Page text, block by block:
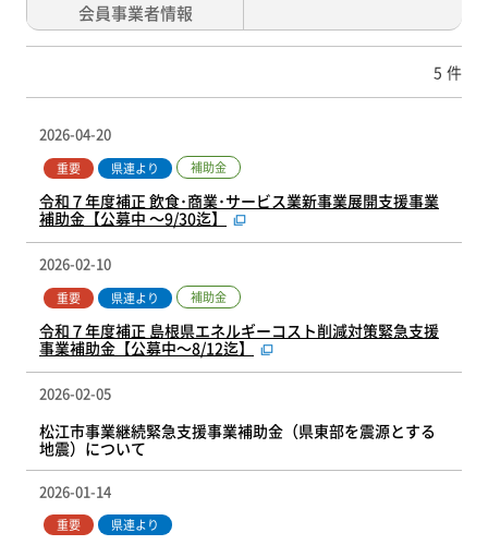
会員事業者情報
5 件
2026-04-20
重要 県連より 補助金
令和７年度補正 飲食･商業･サービス業新事業展開支援事業
補助金【公募中 ～9/30迄】
2026-02-10
重要 県連より 補助金
令和７年度補正 島根県エネルギーコスト削減対策緊急支援
事業補助金【公募中～8/12迄】
2026-02-05
松江市事業継続緊急支援事業補助金（県東部を震源とする
地震）について
2026-01-14
重要 県連より